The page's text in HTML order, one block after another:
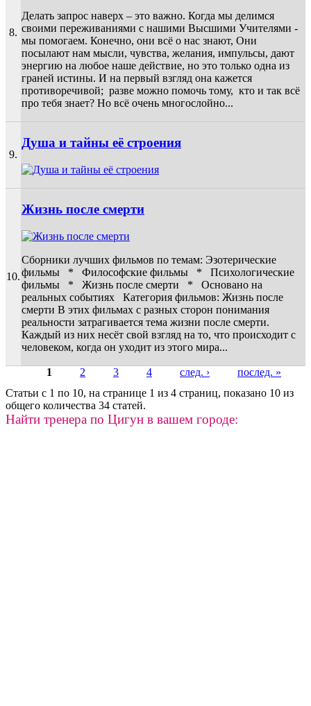
8.
Делать запрос наверх – это важно. Когда мы делимся
своими переживаниями с нашими Высшими Учителями -
мы помогаем. Конечно, они всё о нас знают, Они
посылают нам мысли, чувства, желания, импульсы, дают
энергию на любое наше действие, но это только одна из
граней истины. И на первый взгляд она кажется
противоречивой; разве можно помочь тому, кто и так всё
про тебя знает? Но всё очень многослойно...
9.
Душа и тайны её строения
10.
Жизнь после смерти
Сборники лучших фильмов по темам: Эзотерические
фильмы * Философские фильмы * Психологические
фильмы * Жизнь после смерти * Основано на
реальных событиях Категория фильмов: Жизнь после
смерти В этих фильмах с разных сторон понимания
реальности затрагивается тема жизни после смерти.
Каждый из них несёт свой взгляд на то, что происходит с
человеком, когда он уходит из этого мира...
Страницы
1 2 3 4 след. ›
послед. »
Статьи с 1 по 10, на странице 1 из 4 страниц, показано 10 из
общего количества 34 статей.
Найти тренера по Цигун в вашем городе: